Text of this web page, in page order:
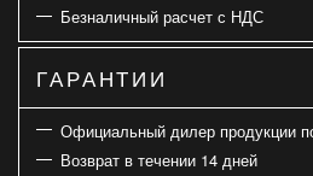
Безналичный расчет с НДС
ГАРАНТИИ
Официальный дилер продукции
Возврат в течении 14 дней